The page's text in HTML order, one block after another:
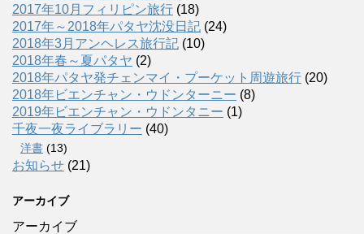
2017年10月フィリピン旅行 (18)
2017年～2018年パタヤ沈没日記 (24)
2018年3月アンヘレス旅行記 (10)
2018年春～夏パタヤ (2)
2018年パタヤ発チェンマイ・プーケット周遊旅行 (20)
2018年ビエンチャン・ウドンターニー (8)
2019年ビエンチャン・ウドンタニー (1)
千夜一夜ライブラリー (40)
洋書 (13)
お知らせ (21)
アーカイブ
アーカイブ